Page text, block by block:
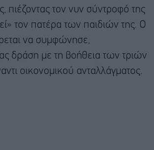
πιέζοντας τον νυν σύντροφό της
τον πατέρα των παιδιών της. Ο
να συμφώνησε,
δράση με τη βοήθεια των τριών
οικονομικού ανταλλάγματος.